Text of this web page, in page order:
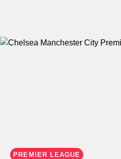
PREMIER LEAGUE